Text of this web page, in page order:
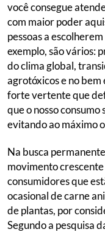
você consegue
com maior poder
pessoas a
exemplo, são vários:
do clima global,
agrotóxicos e no bem
forte vertente que
que o nosso
evitando ao máximo
Na busca
movimento crescente
consumidores que
ocasional de carne
de plantas, por
Segundo a pesquisa